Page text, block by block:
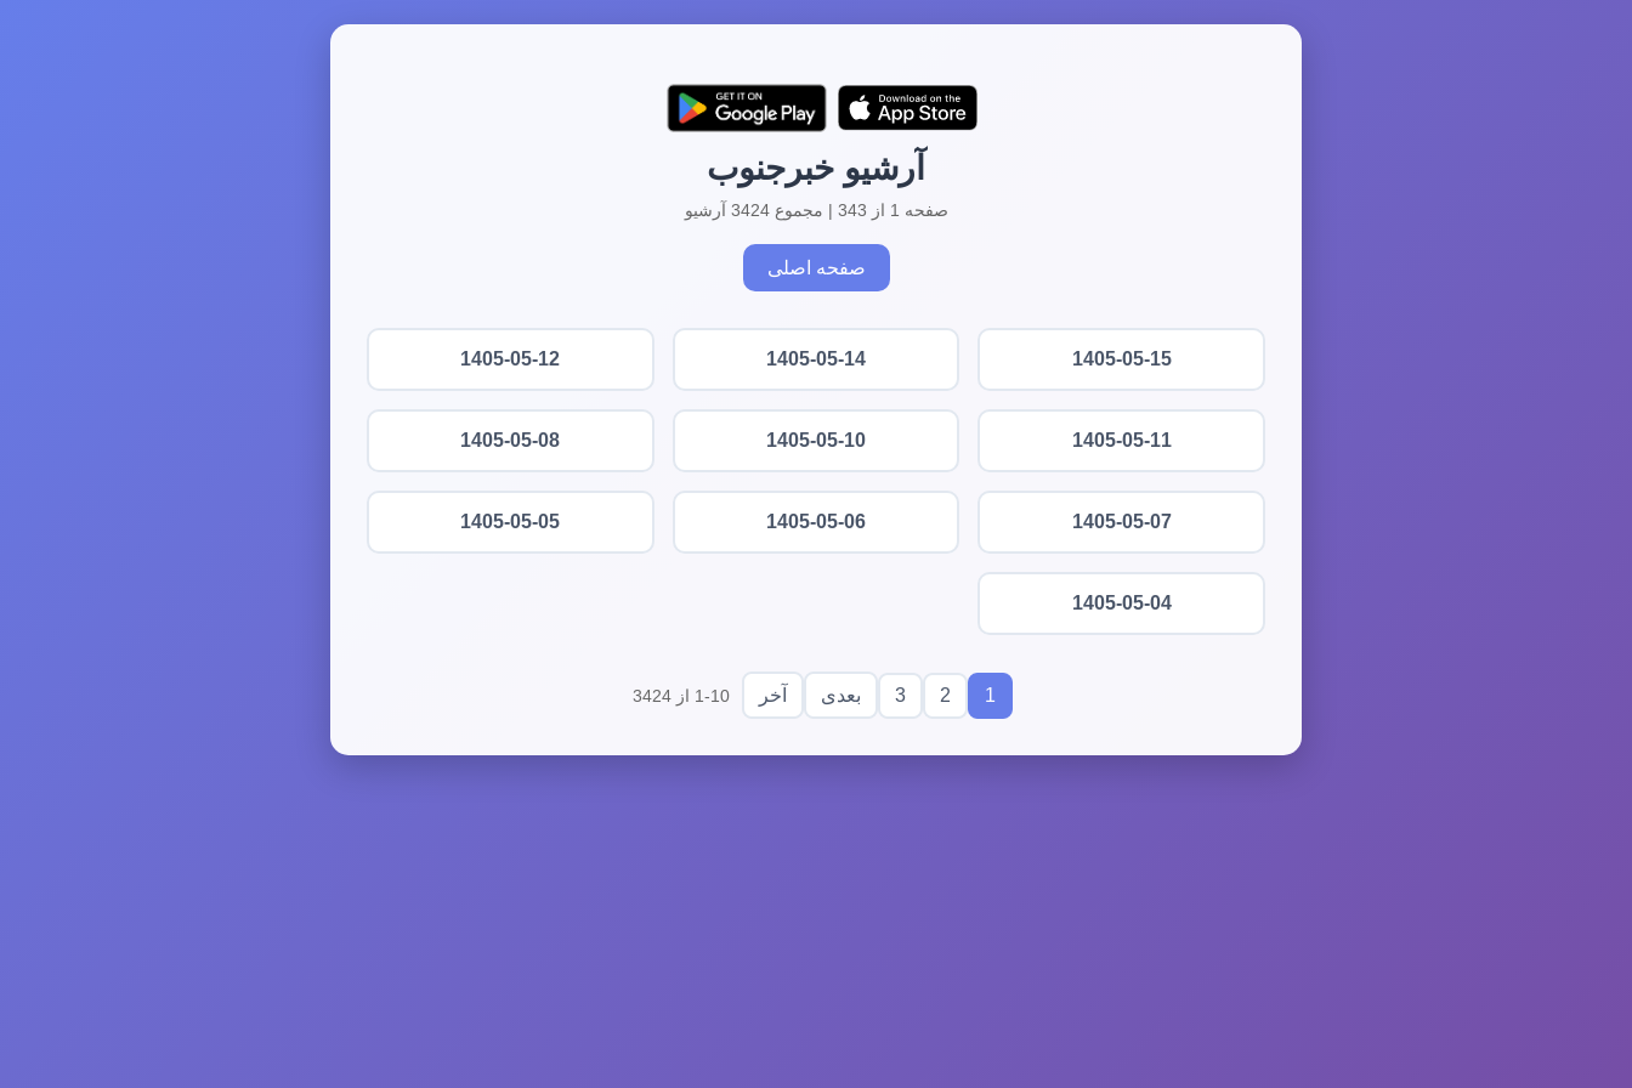
آرشیو خبرجنوب
صفحه 1 از 343 | مجموع 3424 آرشیو
صفحه اصلی
1405-05-15
1405-05-14
1405-05-12
1405-05-11
1405-05-10
1405-05-08
1405-05-07
1405-05-06
1405-05-05
1405-05-04
1
2
3 بعدی آخر 1-10 از 3424